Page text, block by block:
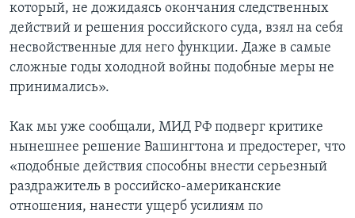
который, не дожидаясь окончания следственных
действий и решения российского суда, взял на себя
несвойственные для него функции. Даже в самые
сложные годы холодной войны подобные меры не
принимались».
Как мы уже сообщали, МИД РФ подверг критике
нынешнее решение Вашингтона и предостерег, что
«подобные действия способны внести серьезный
раздражитель в российско-американские
отношения, нанести ущерб усилиям по